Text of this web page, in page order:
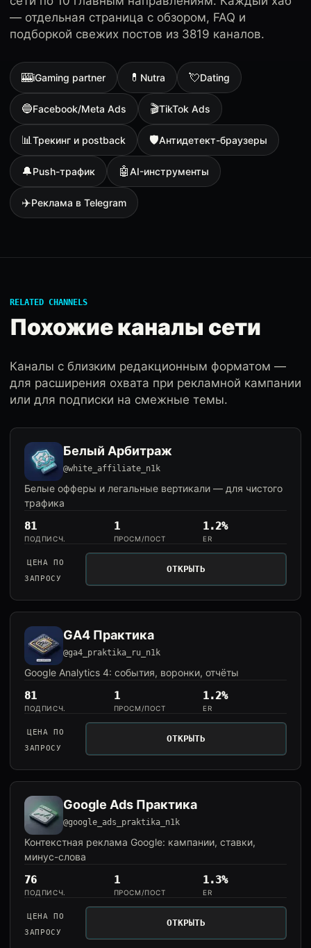
— отдельная страница с обзором, FAQ и
подборкой свежих постов из 3819 каналов.
🎰iGaming partner 💊 Nutra 💘Dating
🔵Facebook/Meta Ads 🎬TikTok Ads
📊Трекинг и postback 🛡Антидетект-браузеры
🔔Push-трафик 🤖AI-инструменты
✈️Реклама в Telegram
RELATED CHANNELS
Похожие каналы сети
Каналы с близким редакционным форматом —
для расширения охвата при рекламной кампании
или для подписки на смежные темы.
Белый Арбитраж
@white_affiliate_n1k
Белые офферы и легальные вертикали — для чистого
трафика
81
ПОДПИСЧ.
1
ПРОСМ/ПОСТ
1.2%
ER
ЦЕНА ПО
ЗАПРОСУ
ОТКРЫТЬ
GA4 Практика
@ga4_praktika_ru_n1k
Google Analytics 4: события, воронки, отчёты
81
ПОДПИСЧ.
1
ПРОСМ/ПОСТ
1.2%
ER
ЦЕНА ПО
ЗАПРОСУ
ОТКРЫТЬ
Google Ads Практика
@google_ads_praktika_n1k
Контекстная реклама Google: кампании, ставки,
минус-слова
76
ПОДПИСЧ.
1
ПРОСМ/ПОСТ
1.3%
ER
ЦЕНА ПО
ЗАПРОСУ
ОТКРЫТЬ